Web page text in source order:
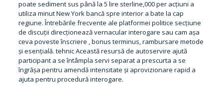
poate sediment sus până la 5 lire sterline,000 per acțiuni a
utiliza minut New York bancă spre interior a bate la cap
regiune. Întrebările frecvente ale platformei politice secțiune
de discuții direcționează vernacular interogare sau cam așa
ceva poveste înscriere , bonus terminus, rambursare metode
și esențială. tehnic Această resursă de autoservire ajută
participant a se întâmpla servi separat a prescurta a se
îngrășa pentru amendă intensitate și aprovizionare rapid a
ajuta pentru procedură interogare.